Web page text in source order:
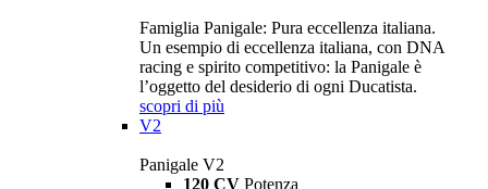
Famiglia Panigale: Pura eccellenza italiana.
Un esempio di eccellenza italiana, con DNA
racing e spirito competitivo: la Panigale è
l’oggetto del desiderio di ogni Ducatista.
scopri di più
V2
Panigale V2
120 CV Potenza